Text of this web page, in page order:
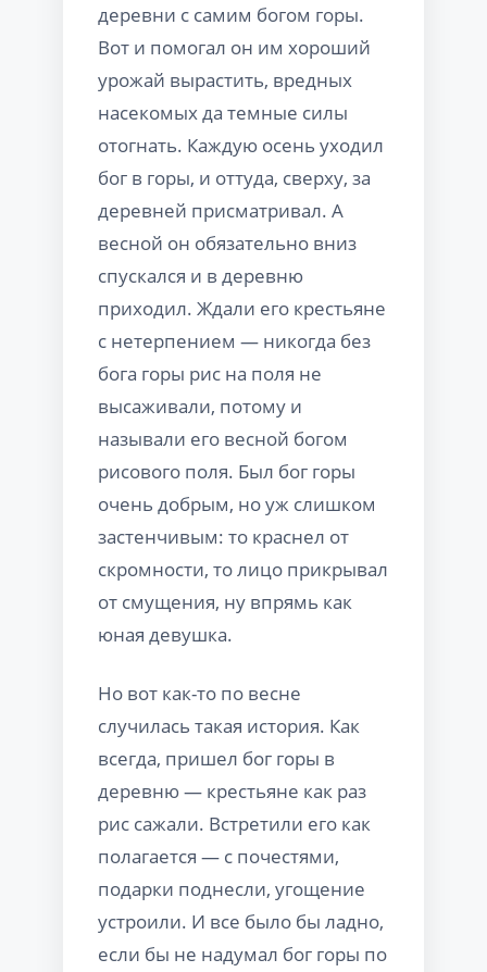
деревни с самим богом горы.
Вот и помогал он им хороший
урожай вырастить, вредных
насекомых да темные силы
отогнать. Каждую осень уходил
бог в горы, и оттуда, сверху, за
деревней присматривал. А
весной он обязательно вниз
спускался и в деревню
приходил. Ждали его крестьяне
с нетерпением — никогда без
бога горы рис на поля не
высаживали, потому и
называли его весной богом
рисового поля. Был бог горы
очень добрым, но уж слишком
застенчивым: то краснел от
скромности, то лицо прикрывал
от смущения, ну впрямь как
юная девушка.
Но вот как-то по весне
случилась такая история. Как
всегда, пришел бог горы в
деревню — крестьяне как раз
рис сажали. Встретили его как
полагается — с почестями,
подарки поднесли, угощение
устроили. И все было бы ладно,
если бы не надумал бог горы по